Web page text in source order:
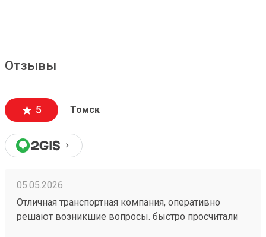
Отзывы
5 Томск
05.05.2026
Отличная транспортная компания, оперативно
решают возникшие вопросы. быстро просчитали